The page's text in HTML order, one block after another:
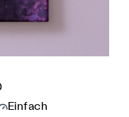
Einfach